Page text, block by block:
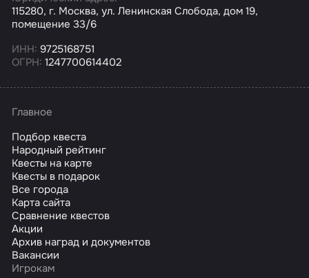
115280, г. Москва, ул. Ленинская Слобода, дом 19,
помещение 33/6
ИНН: 9725168751
ОГРН: 1247700614402
Главное
Подбор квеста
Народный рейтинг
Квесты на карте
Квесты в подарок
Все города
Карта сайта
Сравнение квестов
Акции
Архив наград и документов
Вакансии
Игрокам